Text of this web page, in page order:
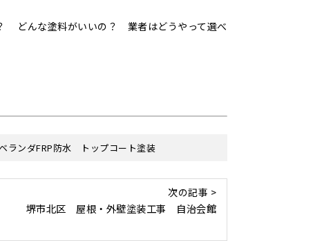
どんな塗料がいいの？ 業者はどうやって選べ
ランダFRP防水 トップコート塗装
次の記事 >
堺市北区 屋根・外壁塗装工事 自治会館